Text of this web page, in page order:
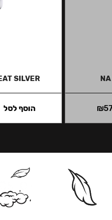
₪
SILVER
הוסף לסל